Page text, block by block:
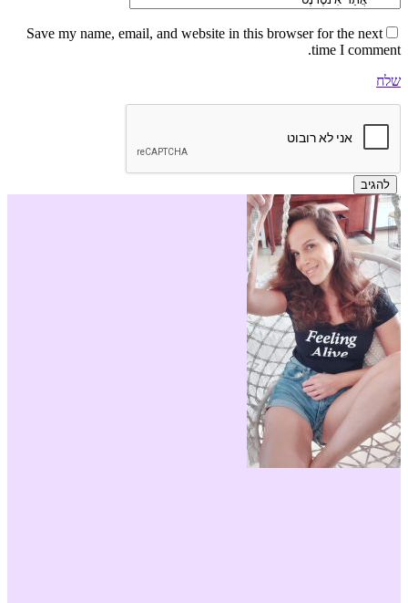
Save my name, email, and website in this browser for the next
time I comment.
שלח